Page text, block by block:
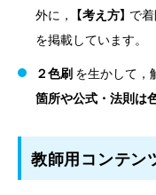
外に， 【考え方】 で
を掲載しています。
２色刷を生かして，
箇所や公式・法則は
教師用コンテン